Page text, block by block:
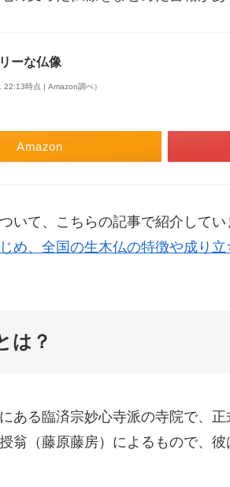
ーな仏像
22:13時点 | Amazon調べ）
Amazon
いて、こちらの記事で紹介してい
め、全国の生木仏の特徴や成り
は？
ある臨済宗妙心寺派の寺院で、
翁（藤原藤房）によるもので、